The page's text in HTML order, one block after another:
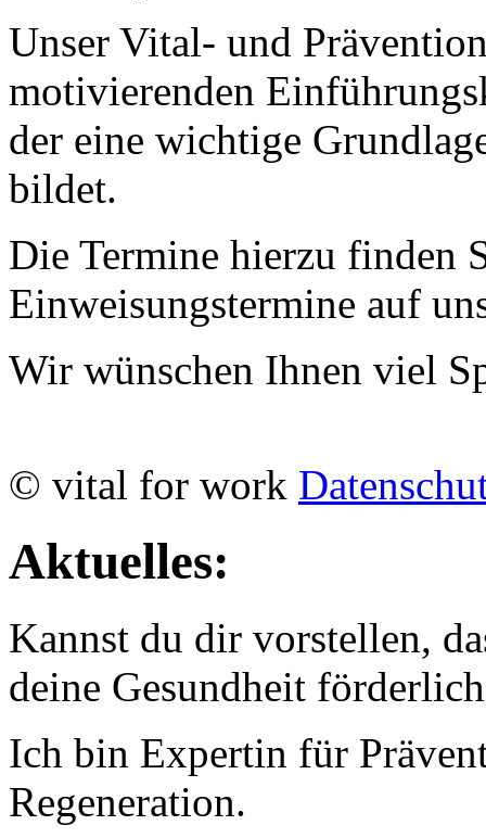
Unser Vital- und
motivierenden
der eine wichtige
bildet.
Die Termine hierzu finden
Einweisungstermine auf
Wir wünschen Ihnen viel
© vital for work
Aktuelles:
Kannst du dir vorstellen,
deine Gesundheit
Ich bin Expertin für
Regeneration.